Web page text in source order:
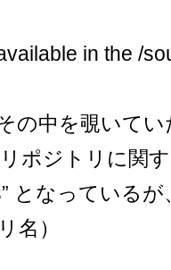
in the /
の中を覗いて
ポジトリに関
となっている
名）